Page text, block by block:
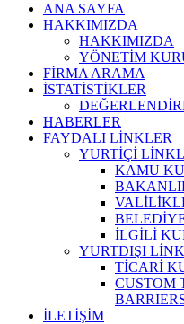
ANA SAYFA
HAKKIMIZDA
HAKKIMIZDA
YÖNETİM
FİRMA ARAMA
İSTATİSTİKLER
HABERLER
FAYDALI LİNKLER
YURTİÇİ
KAMU
İLGİLİ
YURTDIŞI
TİCARİ
CUSTOM
İLETİŞİM